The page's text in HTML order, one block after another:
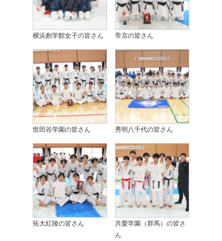
横浜創学館女子の皆さん 帝京の皆さん
世田谷学園の皆さん 秀明八千代の皆さん
拓大紅陵の皆さん
共愛学園（群馬）の皆さ
ん